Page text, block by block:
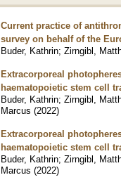
Current practice of
survey on behalf of the
Buder, Kathrin; Zirngibl,
Extracorporeal
haematopoietic stem cell
Buder, Kathrin; Zirngibl,
Marcus (2022)
Extracorporeal
haematopoietic stem cell
Buder, Kathrin; Zirngibl,
Marcus (2022)